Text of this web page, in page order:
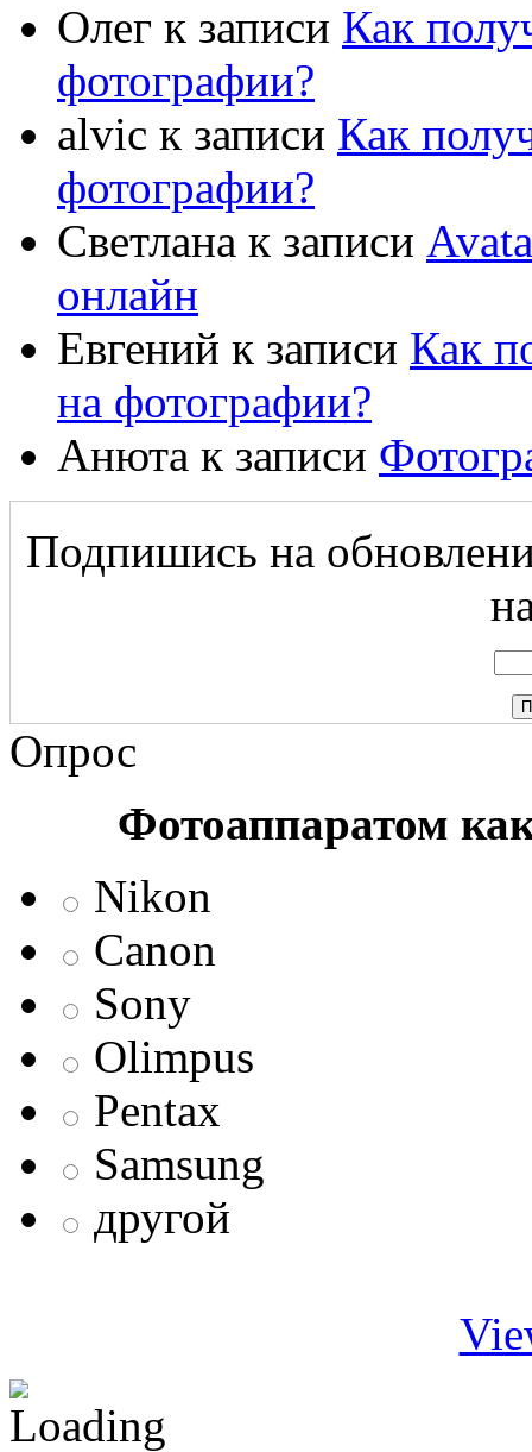
Олег к записи Как
фотографии?
alvic к записи Как
фотографии?
Светлана к записи
онлайн
Евгений к записи Как
на фотографии?
Анюта к записи
Подпишись на
Опрос
Фотоаппаратом
Nikon
Canon
Sony
Olimpus
Pentax
Samsung
другой